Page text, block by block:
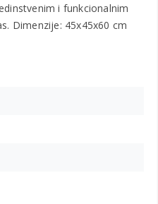
i funkcionalnim
Dimenzije: 45x45x60 cm